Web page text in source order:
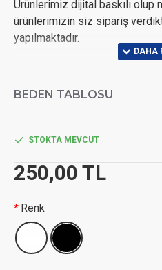
Ürünlerimiz dijital baskılı olup
ürünlerimizin siz sipariş
yapılmaktadır.
BEDEN TABLOSU
250,00 TL
STOKTA MEVCUT
Renk